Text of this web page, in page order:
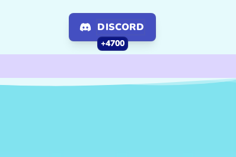
DISCORD
+4700